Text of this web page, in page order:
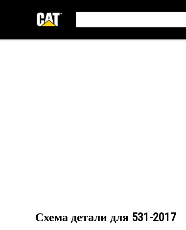
Схема детали для 531-2017